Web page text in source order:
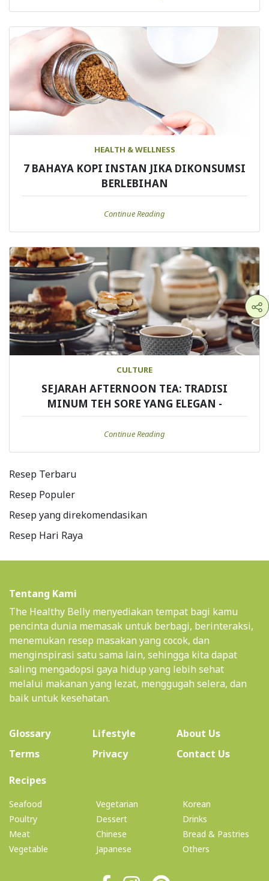
HEALTH & WELLNESS
7 BAHAYA KOPI INSTAN JIKA DIKONSUMSI
BERLEBIHAN
Continue Reading
CULTURE
SEJARAH AFTERNOON TEA: TRADISI
MINUM TEH SORE YANG ELEGAN -
Continue Reading
Resep Terbaru
Resep Populer
Resep yang direkomendasikan
Resep Hari Raya
Tentang Kami
The Healthy Belly menyediakan tempat bagi kamu
pencinta dunia memasak untuk berbagi, berinteraksi,
menemukan resep masakan yang cocok, dan
menginspirasi satu sama lain, sehingga kita dapat
saling mengadopsi gaya hidup yang lebih sehat
melalui makanan yang lezat, menggugah selera, dan
baik untuk kesehatan.
Glossary Lifestyle About Us(current)
Terms
Privacy
Contact Us
Recipes(current)
Seafood
Poultry
Meat
Vegetable
Vegetarian
Dessert
Chinese
Japanese
Korean
Drinks
Bread & Pastries
Others